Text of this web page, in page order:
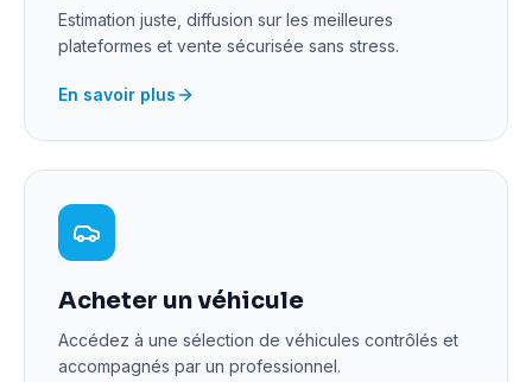
Estimation juste, diffusion sur les meilleures
plateformes et vente sécurisée sans stress.
En savoir plus
Acheter un véhicule
Accédez à une sélection de véhicules contrôlés et
accompagnés par un professionnel.